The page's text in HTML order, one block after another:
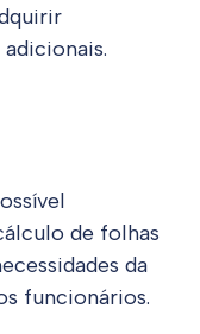
de folhas
da
funcionários.